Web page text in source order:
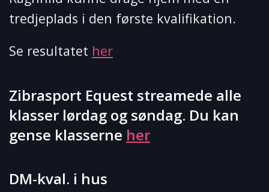
tredjeplads i den første kvalifikation.
Se resultatet her
Zibrasport Equest streamede alle
klasser lørdag og søndag. Du kan
gense klasserne her
DM-kval. i hus